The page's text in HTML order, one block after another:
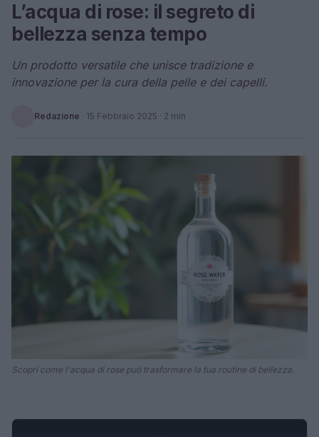
L’acqua di rose: il segreto di
bellezza senza tempo
Un prodotto versatile che unisce tradizione e
innovazione per la cura della pelle e dei capelli.
Redazione · 15 Febbraio 2025 · 2 min
Scopri come l'acqua di rose può trasformare la tua routine di bellezza.